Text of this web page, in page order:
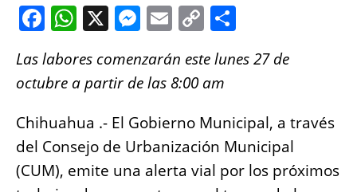
F
a
c
e
b
o
o
W
at
s
A
p
p
X M
ss
e
n
g
er
E
ai
l
C
o
p
y
Li
n
k
a
Las labores comenzarán este lunes 27 de
octubre a partir de las 8:00 am
Chihuahua .- El Gobierno Municipal, a través
del Consejo de Urbanización Municipal
(CUM), emite una alerta vial por los próximos